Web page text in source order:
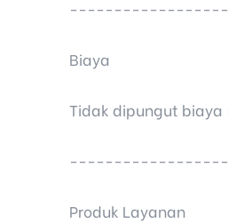
Biaya
Tidak dipungut biaya
Produk Layanan